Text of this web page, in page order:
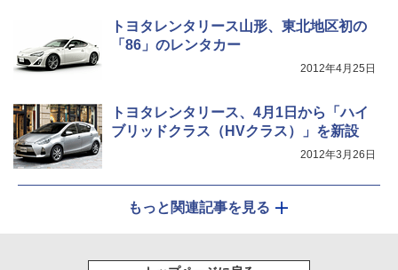
トヨタレンタリース山形、東北地区初の
「86」のレンタカー
2012年4月25日
トヨタレンタリース、4月1日から「ハイ
ブリッドクラス（HVクラス）」を新設
2012年3月26日
もっと関連記事を見る